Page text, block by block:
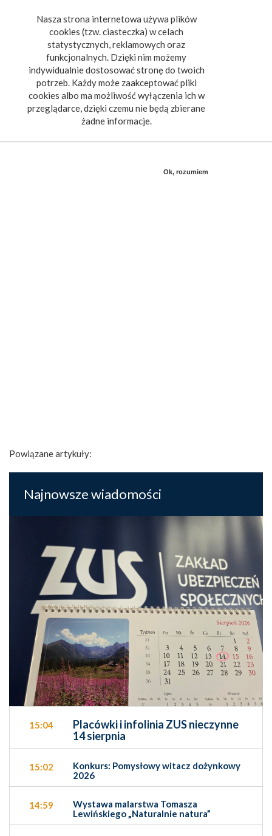
Nasza strona internetowa używa plików
cookies (tzw. ciasteczka) w celach
statystycznych, reklamowych oraz
funkcjonalnych. Dzięki nim możemy
indywidualnie dostosować stronę do twoich
potrzeb. Każdy może zaakceptować pliki
cookies albo ma możliwość wyłączenia ich w
przeglądarce, dzięki czemu nie będą zbierane
żadne informacje.
Ok, rozumiem
Powiązane artykuły:
Najnowsze wiadomości
15:04
Placówki i infolinia ZUS nieczynne
14 sierpnia
15:02
Konkurs: Pomysłowy witacz dożynkowy
2026
14:59
Wystawa malarstwa Tomasza
Lewińskiego „Naturalnie natura”